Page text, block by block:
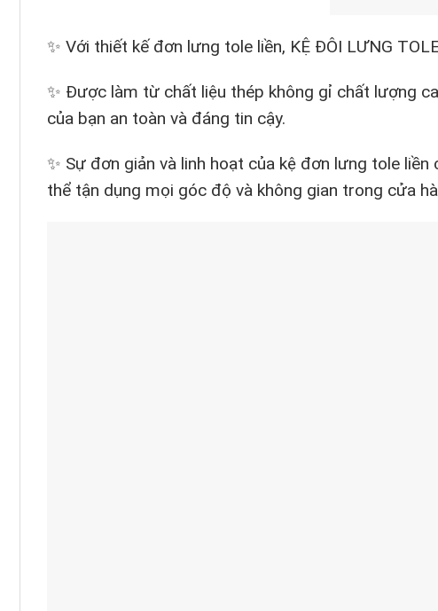
✨ Với thiết kế đơn lưng tole liền, KỆ ĐÔI LƯNG
✨ Được làm từ chất liệu thép không gỉ chất lượng
của bạn an toàn và đáng tin cậy.
✨ Sự đơn giản và linh hoạt của kệ đơn lưng tole
thể tận dụng mọi góc độ và không gian trong cửa